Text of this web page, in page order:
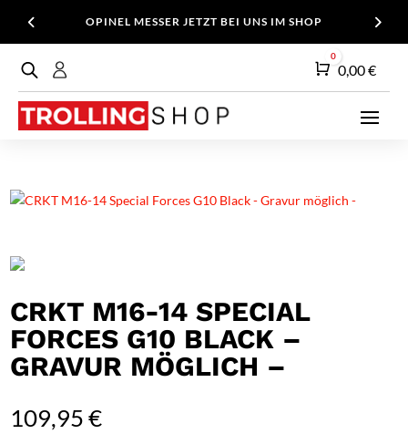
OPINEL MESSER JETZT BEI UNS IM SHOP
Warenkorb
0
0,00€
CRKT M16-14 SPECIAL
FORCES G10 BLACK –
GRAVUR MÖGLICH –
109,95€